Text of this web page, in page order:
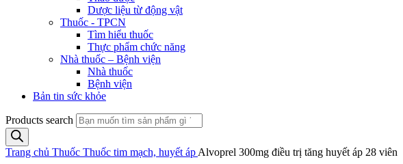
Dược liệu từ động vật
Thuốc - TPCN
Tìm hiểu thuốc
Thực phẩm chức năng
Nhà thuốc – Bệnh viện
Nhà thuốc
Bệnh viện
Bản tin sức khỏe
Products search
Trang chủ Thuốc Thuốc tim mạch, huyết áp Alvoprel 300mg điều trị tăng huyết áp 28 viên